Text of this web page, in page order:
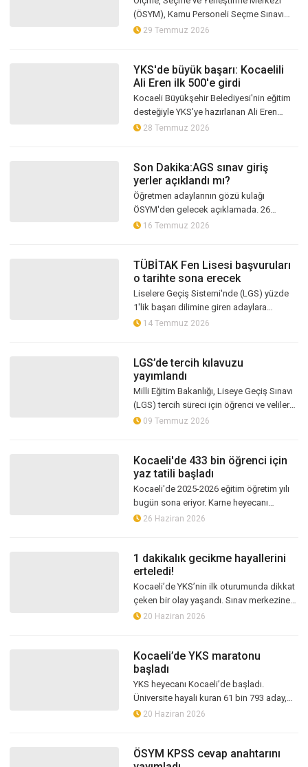
(ÖSYM), Kamu Personeli Seçme Sınavı
(KPSS) Ön Lisans başvurularının
29 Temmuz 2026
YKS'de büyük başarı: Kocaelili
Ali Eren ilk 500'e girdi
Kocaeli Büyükşehir Belediyesi'nin eğitim
desteğiyle YKS'ye hazırlanan Ali Eren
Eryiğit, sayısal puan türünde Türkiye
28 Temmuz 2026
Son Dakika:AGS sınav giriş
yerler açıklandı mı?
Öğretmen adaylarının gözü kulağı
ÖSYM'den gelecek açıklamada. 26
Temmuz 2026'da gerçekleştirilecek
16 Temmuz 2026
TÜBİTAK Fen Lisesi başvuruları
o tarihte sona erecek
Liselere Geçiş Sistemi'nde (LGS) yüzde
1'lik başarı dilimine giren adaylara
kapılarını açan TÜBİTAK Fen Lisesi'nin 90
14 Temmuz 2026
LGS’de tercih kılavuzu
yayımlandı
Milli Eğitim Bakanlığı, Liseye Geçiş Sınavı
(LGS) tercih süreci için öğrenci ve velilere
yönelik kılavuzun yayımlandığını duyurdu
09 Temmuz 2026
Kocaeli'de 433 bin öğrenci için
yaz tatili başladı
Kocaeli'de 2025-2026 eğitim öğretim yılı
bugün sona eriyor. Karne heyecanı
yaşayan 433 bin 182 öğrenci, ders
26 Haziran 2026
1 dakikalık gecikme hayallerini
erteledi!
Kocaeli’de YKS’nin ilk oturumunda dikkat
çeken bir olay yaşandı. Sınav merkezine
kapıların kapanmasından bir dakika
20 Haziran 2026
Kocaeli’de YKS maratonu
başladı
YKS heyecanı Kocaeli’de başladı.
Üniversite hayali kuran 61 bin 793 aday,
bugün gerçekleştirilen TYT oturumunda
20 Haziran 2026
ÖSYM KPSS cevap anahtarını